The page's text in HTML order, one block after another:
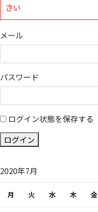
さい
メール
パスワード
ログイン状態を保存する
ログイン
2020年7月
月 火 水 木 金